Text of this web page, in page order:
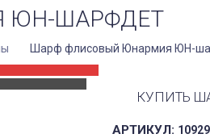
ЮН-ШАРФДЕТ
Шарф флисовый Юнармия ЮН-
КУПИТЬ
АРТИКУЛ: 10929